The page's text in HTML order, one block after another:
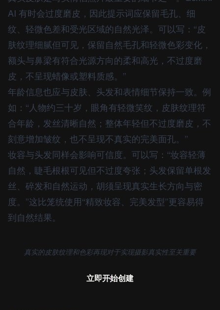
AI 有时会过度磨皮，因此提示词应保留毛孔、细
纹、轻微色差和受光区域的自然光泽。可以写：“皮
肤纹理细腻但可见，保留自然毛孔和轻微色彩变化，
额头与鼻梁有符合光源方向的柔和高光，不过度磨
皮，不呈现蜡像或塑料质感。”
年龄信息也应与皮肤、头发和表情细节保持一致。例
如：“人物约三十岁，眼角有轻微笑纹，皮肤纹理符
合年龄，发丝清晰自然；整体年轻但不过度磨皮，不
刻意增加皱纹，也不呈现不真实的完美面孔。”
妆容与头发同样会影响可信度。可以写：“妆容轻薄
自然，睫毛根根可见但不过度夸张；头发保留单根发
丝、碎发和自然运动，胡须呈现真实生长方向与密
度。”这比笼统使用“精致妆容、完美发型”更容易得
到自然结果。
真实的皮肤纹理和色彩再现对于实现摄影真实性至关重要
立即开始创建